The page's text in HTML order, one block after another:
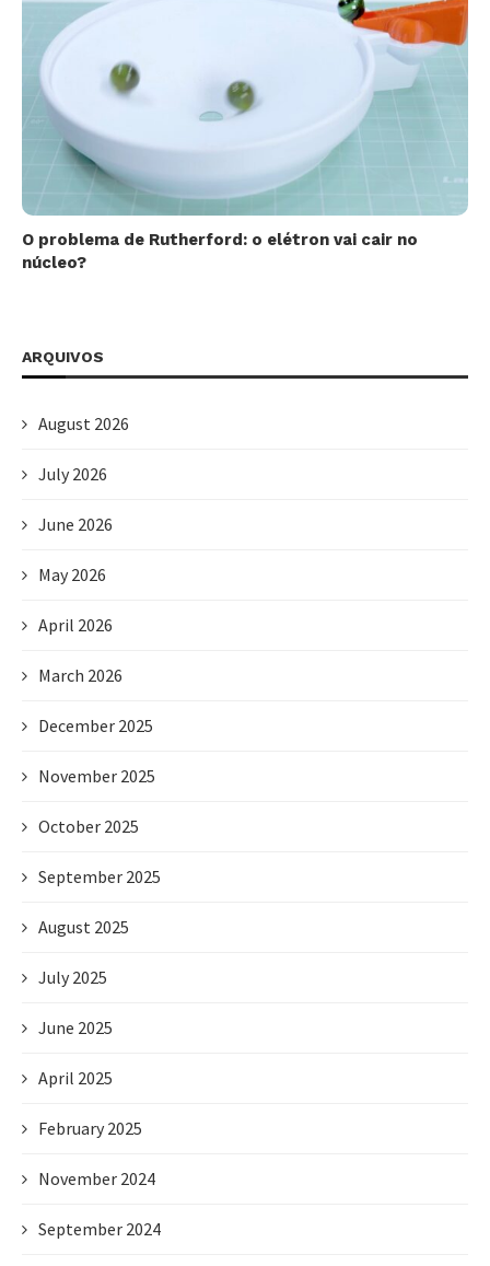
O problema de Rutherford: o elétron vai cair no
núcleo?
ARQUIVOS
August 2026
July 2026
June 2026
May 2026
April 2026
March 2026
December 2025
November 2025
October 2025
September 2025
August 2025
July 2025
June 2025
April 2025
February 2025
November 2024
September 2024